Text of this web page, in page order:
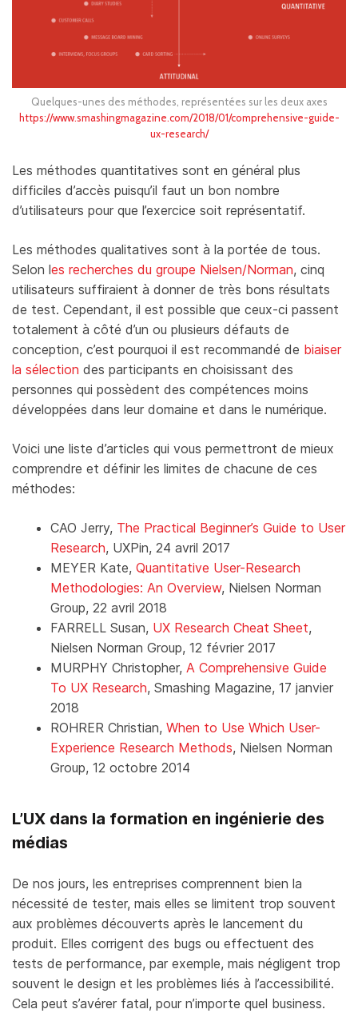
Quelques-unes des méthodes, représentées sur les deux axes
https://www.smashingmagazine.com/2018/01/comprehensive-guide-
ux-research/
Les méthodes quantitatives sont en général plus
difficiles d’accès puisqu’il faut un bon nombre
d’utilisateurs pour que l’exercice soit représentatif.
Les méthodes qualitatives sont à la portée de tous.
Selon les recherches du groupe Nielsen/Norman, cinq
utilisateurs suffiraient à donner de très bons résultats
de test. Cependant, il est possible que ceux-ci passent
totalement à côté d’un ou plusieurs défauts de
conception, c’est pourquoi il est recommandé de biaiser
la sélection des participants en choisissant des
personnes qui possèdent des compétences moins
développées dans leur domaine et dans le numérique.
Voici une liste d’articles qui vous permettront de mieux
comprendre et définir les limites de chacune de ces
méthodes:
CAO Jerry, The Practical Beginner’s Guide to User
Research, UXPin, 24 avril 2017
MEYER Kate, Quantitative User-Research
Methodologies: An Overview, Nielsen Norman
Group, 22 avril 2018
FARRELL Susan, UX Research Cheat Sheet,
Nielsen Norman Group, 12 février 2017
MURPHY Christopher, A Comprehensive Guide
To UX Research, Smashing Magazine, 17 janvier
2018
ROHRER Christian, When to Use Which User-
Experience Research Methods, Nielsen Norman
Group, 12 octobre 2014
L’UX dans la formation en ingénierie des
médias
De nos jours, les entreprises comprennent bien la
nécessité de tester, mais elles se limitent trop souvent
aux problèmes découverts après le lancement du
produit. Elles corrigent des bugs ou effectuent des
tests de performance, par exemple, mais négligent trop
souvent le design et les problèmes liés à l’accessibilité.
Cela peut s’avérer fatal, pour n’importe quel business.